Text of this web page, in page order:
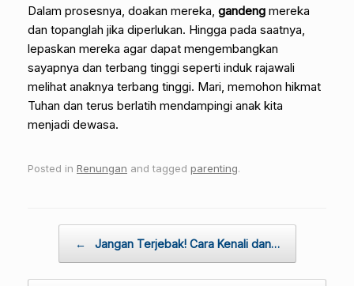
Dalam prosesnya, doakan mereka, gandeng mereka
dan topanglah jika diperlukan. Hingga pada saatnya,
lepaskan mereka agar dapat mengembangkan
sayapnya dan terbang tinggi seperti induk rajawali
melihat anaknya terbang tinggi. Mari, memohon hikmat
Tuhan dan terus berlatih mendampingi anak kita
menjadi dewasa.
Posted in Renungan and tagged parenting.
← Jangan Terjebak! Cara Kenali dan…